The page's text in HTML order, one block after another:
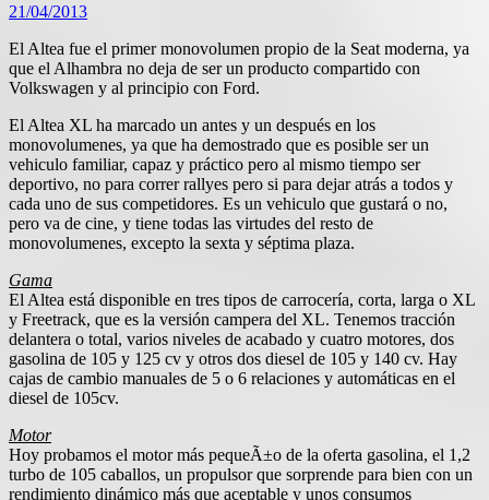
21/04/2013
El Altea fue el primer monovolumen propio de la Seat moderna, ya
que el Alhambra no deja de ser un producto compartido con
Volkswagen y al principio con Ford.
El Altea XL ha marcado un antes y un después en los
monovolumenes, ya que ha demostrado que es posible ser un
vehiculo familiar, capaz y práctico pero al mismo tiempo ser
deportivo, no para correr rallyes pero si para dejar atrás a todos y
cada uno de sus competidores. Es un vehiculo que gustará o no,
pero va de cine, y tiene todas las virtudes del resto de
monovolumenes, excepto la sexta y séptima plaza.
Gama
El Altea está disponible en tres tipos de carrocería, corta, larga o XL
y Freetrack, que es la versión campera del XL. Tenemos tracción
delantera o total, varios niveles de acabado y cuatro motores, dos
gasolina de 105 y 125 cv y otros dos diesel de 105 y 140 cv. Hay
cajas de cambio manuales de 5 o 6 relaciones y automáticas en el
diesel de 105cv.
Motor
Hoy probamos el motor más pequeÃ±o de la oferta gasolina, el 1,2
turbo de 105 caballos, un propulsor que sorprende para bien con un
rendimiento dinámico más que aceptable y unos consumos